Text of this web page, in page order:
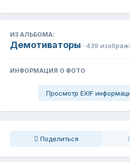
ИЗ АЛЬБОМА:
Демотиваторы · 439
ИНФОРМАЦИЯ О ФОТО
Просмотр EXIF
Поделиться